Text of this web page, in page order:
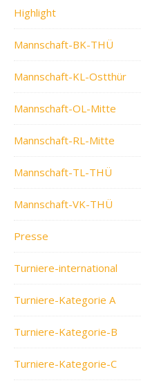
Highlight
Mannschaft-BK-THÜ
Mannschaft-KL-Ostthür
Mannschaft-OL-Mitte
Mannschaft-RL-Mitte
Mannschaft-TL-THÜ
Mannschaft-VK-THÜ
Presse
Turniere-international
Turniere-Kategorie A
Turniere-Kategorie-B
Turniere-Kategorie-C